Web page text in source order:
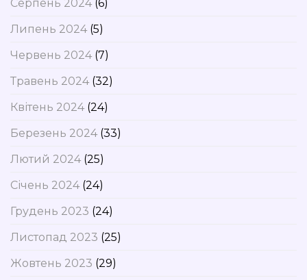
Серпень 2024(6)
Липень 2024(5)
Червень 2024(7)
Травень 2024(32)
Квітень 2024(24)
Березень 2024(33)
Лютий 2024(25)
Січень 2024(24)
Грудень 2023 (24)
Листопад 2023 (25)
Жовтень 2023 (29)